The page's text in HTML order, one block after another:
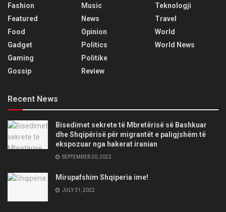
Fashion
Featured
Food
Gadget
Gaming
Gossip
Music
News
Opinion
Politics
Politike
Review
Teknologji
Travel
World
World News
Recent News
Bisedimet sekrete të Mbretërisë së Bashkuar
dhe Shqipërisë për migrantët e paligjshëm të
ekspozuar nga hakerat iranian
SEPTEMBER 20, 2022
Mirupafshim Shqiperia ime!
JULY 31, 2022